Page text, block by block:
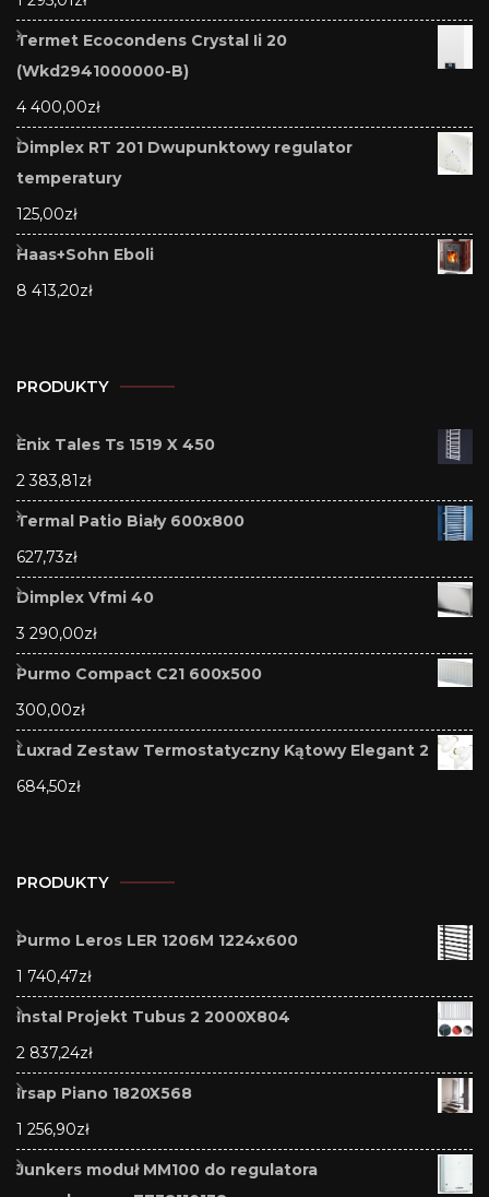
Termet Ecocondens Crystal Ii 20
(Wkd2941000000-B)
4 400,00zł
Dimplex RT 201 Dwupunktowy regulator
temperatury
125,00zł
Haas+Sohn Eboli
8 413,20zł
PRODUKTY
Enix Tales Ts 1519 X 450
2 383,81zł
Termal Patio Biały 600x800
627,73zł
Dimplex Vfmi 40
3 290,00zł
Purmo Compact C21 600x500
300,00zł
Luxrad Zestaw Termostatyczny Kątowy Elegant 2
684,50zł
PRODUKTY
Purmo Leros LER 1206M 1224x600
1 740,47zł
Instal Projekt Tubus 2 2000X804
2 837,24zł
Irsap Piano 1820X568
1 256,90zł
Junkers moduł MM100 do regulatora